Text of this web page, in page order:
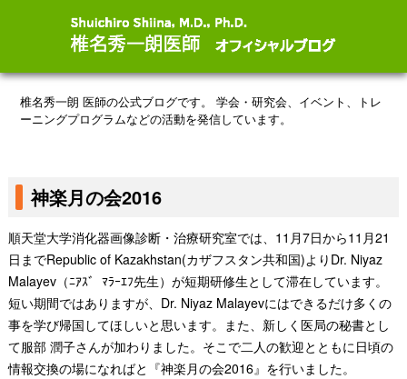
椎名秀一朗 医師の公式ブログです。
学会・研究会、イベント、トレ
ーニングプログラムなどの活動を発信しています。
神楽月の会2016
順天堂大学消化器画像診断・治療研究室では、11月7日から11月21
日までRepublic of Kazakhstan(カザフスタン共和国)よりDr. Niyaz
Malayev（ﾆｱｽﾞ ﾏﾗｰｴﾌ先生）が短期研修生として滞在しています。
短い期間ではありますが、Dr. Niyaz Malayevにはできるだけ多くの
事を学び帰国してほしいと思います。また、新しく医局の秘書とし
て服部 潤子さんが加わりました。そこで二人の歓迎とともに日頃の
情報交換の場になればと『神楽月の会2016』を行いました。